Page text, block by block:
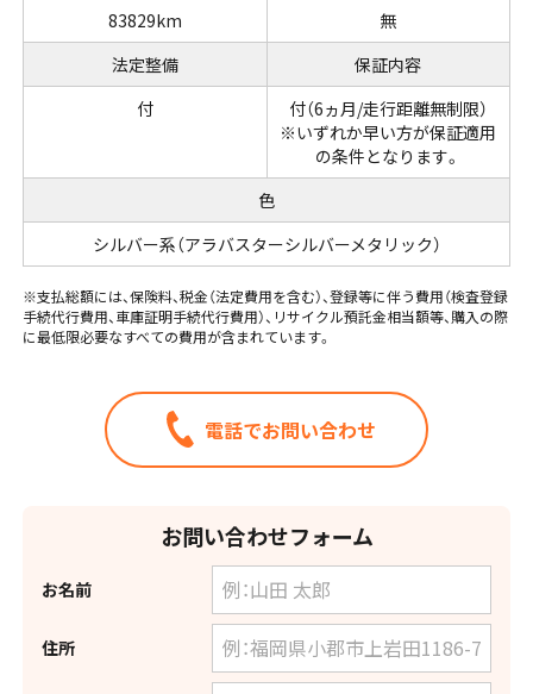
83829km
法定整備
付
無
保証内容
付（6ヵ月/走行距離無制限）
※いずれか早い方が保証適用
の条件となります。
色
シルバー系（アラバスターシルバーメタリック）
※支払総額には、保険料、税金（法定費用を含む）、登録等に伴う費用（検査登録
手続代行費用、車庫証明手続代行費用）、リサイクル預託金相当額等、購入の際
に最低限必要なすべての費用が含まれています。
電話でお問い合わせ
お問い合わせフォーム
お名前
住所